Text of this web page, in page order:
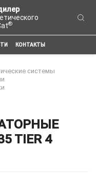
®
КОНТАКТЫ
системы
TIER 4